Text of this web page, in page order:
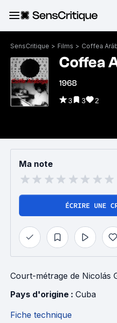
SensCritique > Films > Coffea
Coffea
1968
3 3 2
Ma note
ÉCRIRE UNE
Court-métrage de Nicolás
Pays d'origine : Cuba
Fiche technique